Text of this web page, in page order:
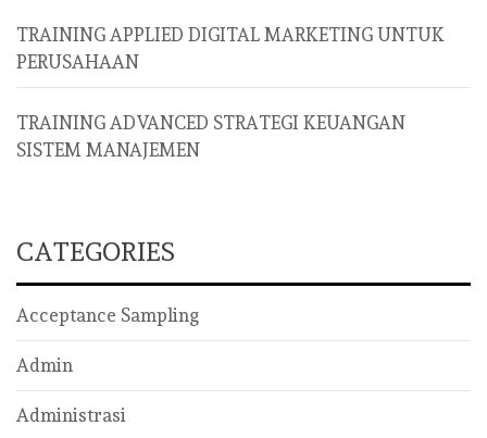
TRAINING APPLIED DIGITAL MARKETING UNTUK
PERUSAHAAN
TRAINING ADVANCED STRATEGI KEUANGAN
SISTEM MANAJEMEN
CATEGORIES
Acceptance Sampling
Admin
Administrasi